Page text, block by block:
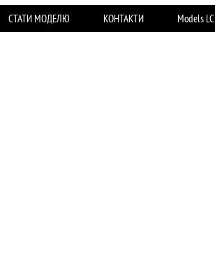
СТАТИ МОДЕЛЮ КОНТАКТИ Models LC